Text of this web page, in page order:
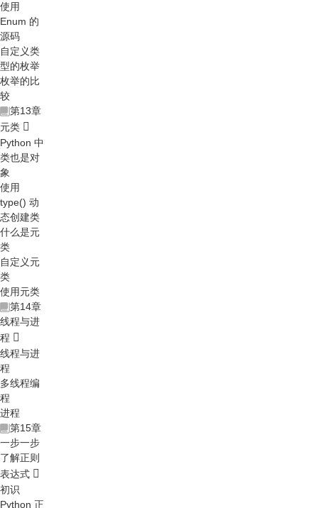
使用
Enum 的
源码
自定义类
型的枚举
枚举的比
较
第13章
元类
Python 中
类也是对
象
使用
type() 动
态创建类
什么是元
类
自定义元
类
使用元类
第14章
线程与进
程
线程与进
程
多线程编
程
进程
第15章
一步一步
了解正则
表达式
初识
Python 正